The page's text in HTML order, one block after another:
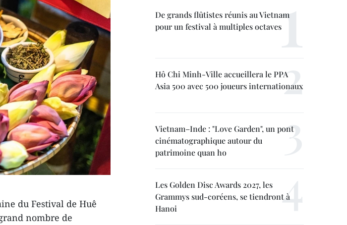
du Festival de Huê
nombre de
De grands flûtistes réunis au Vietnam
pour un festival à multiples octaves
Hô Chi Minh-Ville accueillera le PPA
Asia 500 avec 500 joueurs internationaux
Vietnam–Inde : "Love Garden", un pont
cinématographique autour du
patrimoine quan ho
Les Golden Disc Awards 2027, les
Grammys sud-coréens, se tiendront à
Hanoi